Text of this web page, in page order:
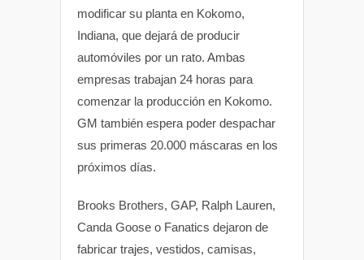
modificar su planta en Kokomo,
Indiana, que dejará de producir
automóviles por un rato. Ambas
empresas trabajan 24 horas para
comenzar la producción en Kokomo.
GM también espera poder despachar
sus primeras 20.000 máscaras en los
próximos días.
Brooks Brothers, GAP, Ralph Lauren,
Canda Goose o Fanatics dejaron de
fabricar trajes, vestidos, camisas,